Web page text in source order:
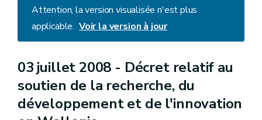
Attention, la version visualisée n'est plus
applicable. Voir la version à jour
03 juillet 2008 - Décret relatif au
soutien de la recherche, du
développement et de l'innovation